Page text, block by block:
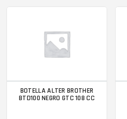
BOTELLA ALTER BROTHER
BTD100 NEGRO GTC 108 CC